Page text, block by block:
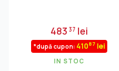
483 37 lei
*după cupon: 41087 lei
IN STOC